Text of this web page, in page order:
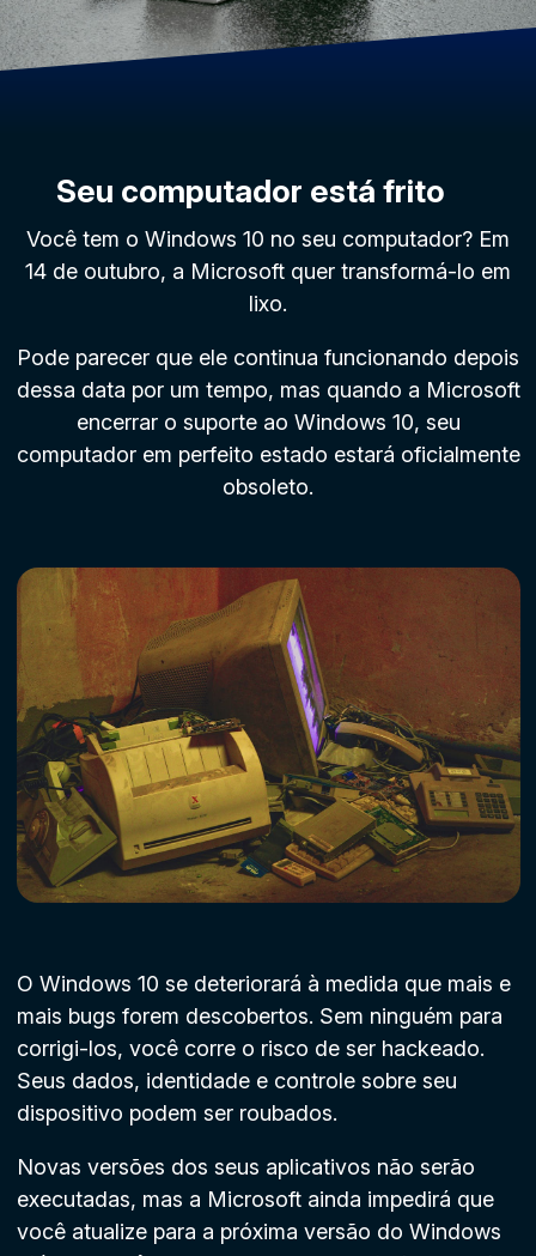
Seu computador está frito
Você tem o Windows 10 no seu computador? Em
14 de outubro, a Microsoft quer transformá-lo em
lixo.
Pode parecer que ele continua funcionando depois
dessa data por um tempo, mas quando a Microsoft
encerrar o suporte ao Windows 10, seu
computador em perfeito estado estará oficialmente
obsoleto.
O Windows 10 se deteriorará à medida que mais e
mais bugs forem descobertos. Sem ninguém para
corrigi-los, você corre o risco de ser hackeado.
Seus dados, identidade e controle sobre seu
dispositivo podem ser roubados.
Novas versões dos seus aplicativos não serão
executadas, mas a Microsoft ainda impedirá que
você atualize para a próxima versão do Windows